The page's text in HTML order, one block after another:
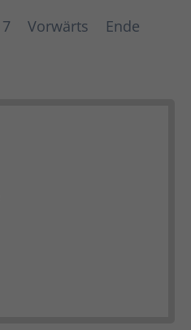
7 Vorwärts Ende